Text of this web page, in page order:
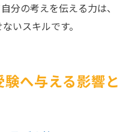
分の考えを伝える力は、
いスキルです。
へ与える影響と